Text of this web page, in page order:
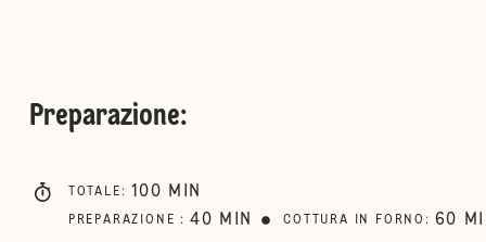
Preparazione:
TOTALE : 100 MIN
PREPARAZIONE : 40 MIN COTTURA IN FORNO : 60